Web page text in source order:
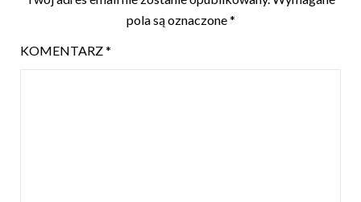
pola są oznaczone*
KOMENTARZ*